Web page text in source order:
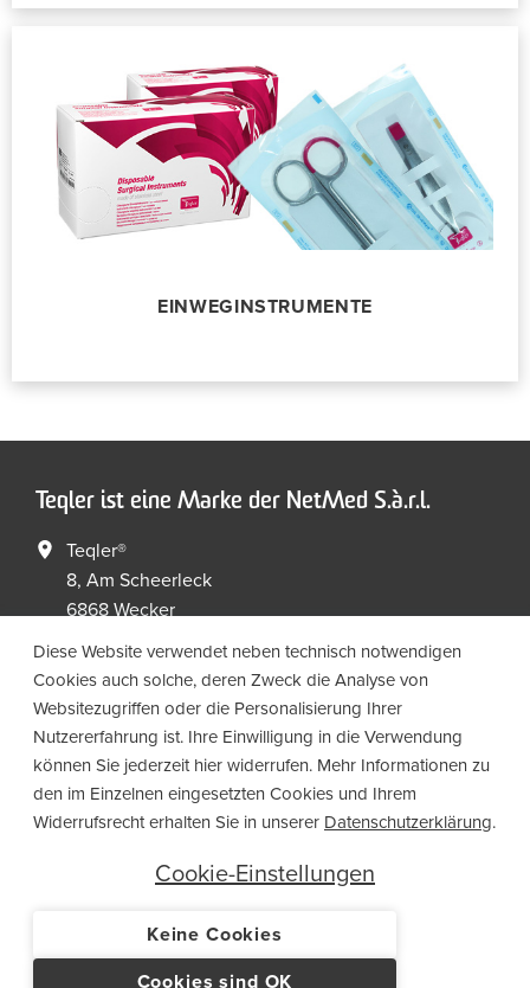
EINWEGINSTRUMENTE
Teqler ist eine Marke der NetMed S.à.r.l.
Teqler®
8, Am Scheerleck
6868 Wecker
Luxembourg
+352 267149 09
+352 267149 19
info@netmed.lu
Social Media
© 2021 NetMed S.à.r.l. - Alle Rechte vorbehalten
Diese Website verwendet neben technisch notwendigen
Cookies auch solche, deren Zweck die Analyse von
Websitezugriffen oder die Personalisierung Ihrer
Nutzererfahrung ist. Ihre Einwilligung in die Verwendung
können Sie jederzeit hier widerrufen. Mehr Informationen zu
den im Einzelnen eingesetzten Cookies und Ihrem
Widerrufsrecht erhalten Sie in unserer Datenschutzerklärung.
Cookie-Einstellungen
Keine Cookies
Cookies sind OK